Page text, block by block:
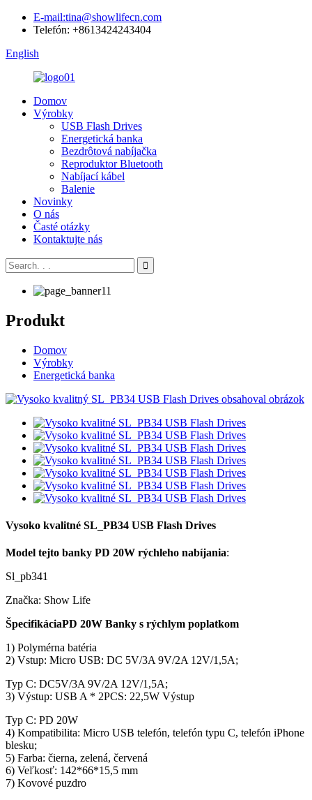
E-mail:tina@showlifecn.com
Telefón: +8613424243404
English
Domov
Výrobky
USB Flash Drives
Energetická banka
Bezdrôtová nabíjačka
Reproduktor Bluetooth
Nabíjací kábel
Balenie
Novinky
O nás
Časté otázky
Kontaktujte nás
Produkt
Domov
Výrobky
Energetická banka
Vysoko kvalitné SL_PB34 USB Flash Drives
Model tejto banky PD 20W rýchleho nabíjania:
Sl_pb341
Značka: Show Life
ŠpecifikáciaPD 20W Banky s rýchlym poplatkom
1) Polymérna batéria
2) Vstup: Micro USB: DC 5V/3A 9V/2A 12V/1,5A;
Typ C: DC5V/3A 9V/2A 12V/1,5A;
3) Výstup: USB A * 2PCS: 22,5W Výstup
Typ C: PD 20W
4) Kompatibilita: Micro USB telefón, telefón typu C, telefón iPhone
blesku;
5) Farba: čierna, zelená, červená
6) Veľkosť: 142*66*15,5 mm
7) Kovové puzdro